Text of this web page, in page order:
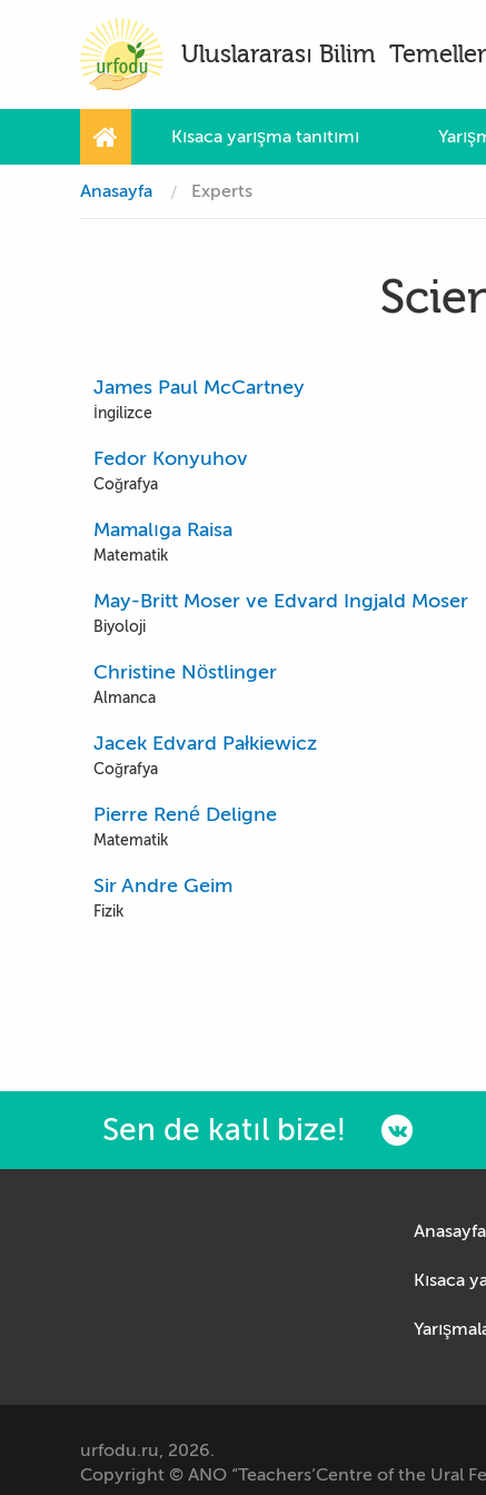
Uluslararası Bilim
Kısaca yarışma tanıtımı
Anasayfa Experts
James Paul McCartney
İngilizce
Fedor Konyuhov
Coğrafya
Mamalıga Raisa
Matematik
May-Britt Moser ve Edvard Ingjald Moser
Biyoloji
Christine Nöstlinger
Almanca
Jacek Edvard Pałkiewicz
Coğrafya
Pierre René Deligne
Matematik
Sir Andre Geim
Fizik
Sen de katıl bize!
Anasayfa
urfodu.ru, 2026.
Copyright © ANO “Teachers’Centre of the Ural